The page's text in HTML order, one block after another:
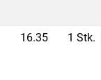
16.35 1 Stk.